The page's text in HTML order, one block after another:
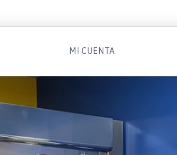
MI CUENTA